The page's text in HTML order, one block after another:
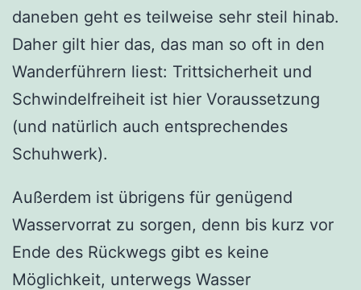
daneben geht es teilweise sehr steil hinab.
Daher gilt hier das, das man so oft in den
Wanderführern liest: Trittsicherheit und
Schwindelfreiheit ist hier Voraussetzung
(und natürlich auch entsprechendes
Schuhwerk).
Außerdem ist übrigens für genügend
Wasservorrat zu sorgen, denn bis kurz vor
Ende des Rückwegs gibt es keine
Möglichkeit, unterwegs Wasser